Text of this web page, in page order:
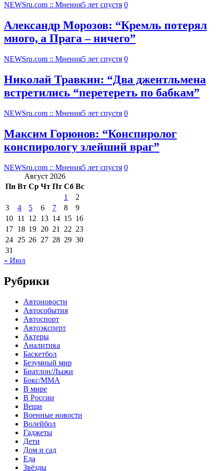
NEWSru.com :: Мнения5 лет спустя 0
Александр Морозов: “Кремль потерял
много, а Прага – ничего”
NEWSru.com :: Мнения5 лет спустя 0
Николай Травкин: “Два джентльмена
встретились “перетереть по бабкам”
NEWSru.com :: Мнения5 лет спустя 0
Максим Горюнов: “Конспиролог
конспирологу злейший враг”
NEWSru.com :: Мнения5 лет спустя 0
Август 2026
Пн Вт Ср Чт Пт Сб Вс
1
2
3
4 5 6 7 8
9
10 11 12 13 14 15 16
17 18 19 20 21 22 23
24 25 26 27 28 29 30
31
« Июл
Рубрики
Автоновости
Автособытия
Автоспорт
Автоэксперт
Актеры
Аналитика
Баскетбол
Безумный мир
Биатлон/Лыжи
Бокс/MMA
В мире
В России
Вещи
Военные новости
Волейбол
Гаджеты
Дети
Дом и сад
Еда
Звёзды